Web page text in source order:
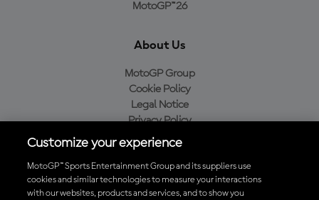
MotoGP™26
About Us
MotoGP Group
Cookie Policy
Legal Notice
Privacy Policy
Purchase Policy
Baixe o aplicativo oficial da MotoGP™
Customize your experience
MotoGP™ Sports Entertainment Group and its suppliers use
cookies and similar technologies to measure your interactions
with our websites, products and services, and to show you